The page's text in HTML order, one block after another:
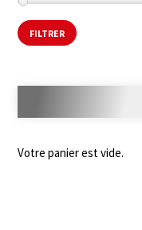
FILTRER
Votre panier est vide.